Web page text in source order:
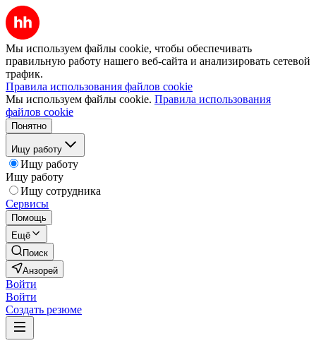
Мы используем файлы cookie, чтобы обеспечивать
правильную работу нашего веб-сайта и анализировать сетевой
трафик.
Правила использования файлов cookie
Мы используем файлы cookie. Правила использования
файлов cookie
Понятно
Ищу работу
Ищу работу
Ищу работу
Ищу сотрудника
Сервисы
Помощь
Ещё
Поиск
Анзорей
Войти
Войти
Создать резюме